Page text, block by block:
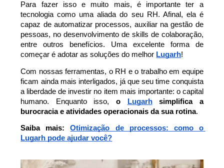
Para fazer isso e muito mais, é importante ter a
tecnologia como uma aliada do seu RH. Afinal, ela é
capaz de automatizar processos, auxiliar na gestão de
pessoas, no desenvolvimento de skills de colaboração,
entre outros benefícios. Uma excelente forma de
começar é adotar as soluções do melhor Lugarh!
Com nossas ferramentas, o RH e o trabalho em equipe
ficam ainda mais interligados, já que seu time conquista
a liberdade de investir no item mais importante: o capital
humano. Enquanto isso, o Lugarh simplifica a
burocracia e atividades operacionais da sua rotina.
Saiba mais: Otimização de processos: como o
Lugarh pode ajudar você?